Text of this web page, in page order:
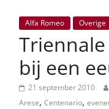
Italiaans
autonieuws
lifestyle
Alfa Romeo Overige
bij een
21 september 2010
Arese, Centenario,